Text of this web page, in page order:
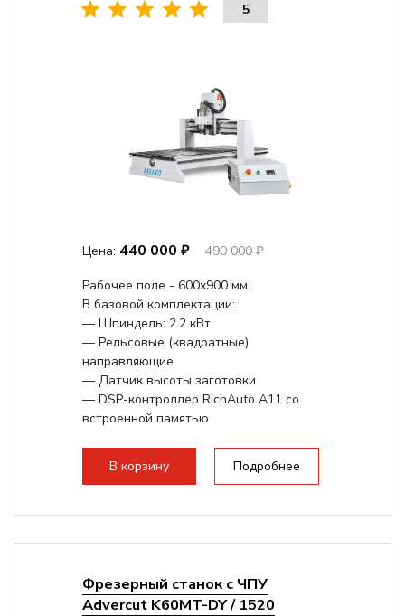
5
Цена: 440 000 ₽
490 000 ₽
Рабочее поле - 600х900 мм.
В базовой комплектации:
— Шпиндель: 2.2 кВт
— Рельсовые (квадратные)
направляющие
— Датчик высоты заготовки
— DSP-контроллер RichAuto A11 со
встроенной памятью
Увеличение хода по...
В корзину Подробнее
Фрезерный станок с ЧПУ
Advercut K60MT-DY / 1520